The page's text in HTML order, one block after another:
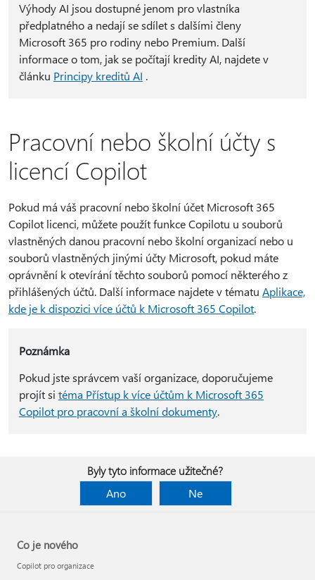
Výhody AI jsou dostupné jenom pro vlastníka
předplatného a nedají se sdílet s dalšími členy
Microsoft 365 pro rodiny nebo Premium. Další
informace o tom, jak se počítají kredity AI, najdete v
článku Principy kreditů AI .
Pracovní nebo školní účty s
licencí Copilot
Pokud má váš pracovní nebo školní účet Microsoft 365
Copilot licenci, můžete použít funkce Copilotu u souborů
vlastněných danou pracovní nebo školní organizací nebo u
souborů vlastněných jinými účty Microsoft, pokud máte
oprávnění k otevírání těchto souborů pomocí některého z
přihlášených účtů. Další informace najdete v tématu Aplikace,
kde je k dispozici více účtů k Microsoft 365 Copilot.
Poznámka
Pokud jste správcem vaší organizace, doporučujeme
projít si téma Přístup k více účtům k Microsoft 365
Copilot pro pracovní a školní dokumenty.
Byly tyto informace užitečné?
Ano
Ne
Co je nového
Copilot pro organizace